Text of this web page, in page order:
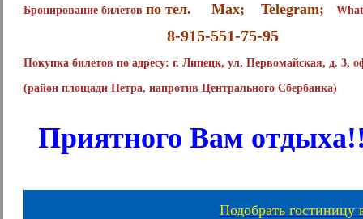
Бронирование билетов по тел. Max; Telegram;
8-915-551-75-95
Покупка билетов по адресу: г. Липецк, ул. Первомайская, д. 3,
(район площади Петра, напротив Центрального Сбербанка)
Приятного Вам
Подобрать гостиницу